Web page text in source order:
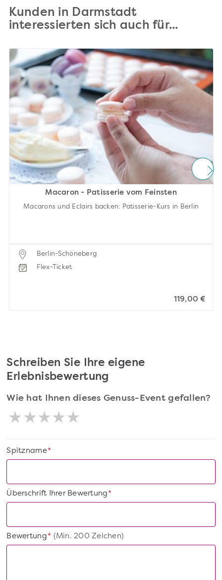
Kunden in Darmstadt
interessierten sich auch für...
Macaron - Patisserie vom Feinsten
Macarons und Eclairs backen: Patisserie-Kurs in Berlin
Berlin-Schöneberg
Flex-Ticket
119,00 €
Schreiben Sie Ihre eigene
Erlebnisbewertung
Wie hat Ihnen dieses Genuss-Event gefallen?
*
Spitzname
*
Überschrift Ihrer Bewertung
*
Bewertung(Min. 200 Zeichen)